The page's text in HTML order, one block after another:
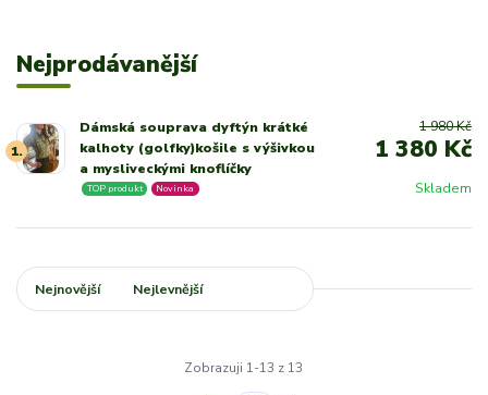
Nejprodávanější
1.
Dámská souprava dyftýn krátké
kalhoty (golfky)košile s výšivkou
a mysliveckými knoflíčky
Skladem
TOP produkt Novinka
1 980 Kč
1 380 Kč
Nejnovější Nejlevnější
Zobrazuji 1-13 z 13